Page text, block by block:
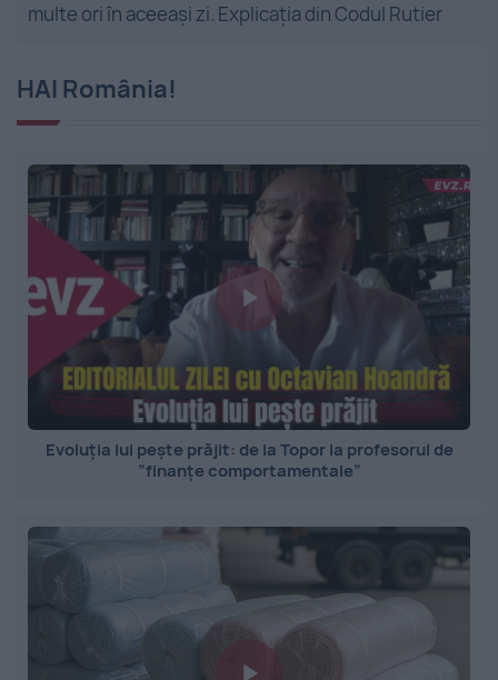
multe ori în aceeași zi. Explicația din Codul Rutier
HAI România!
Evoluția lui pește prăjit: de la Topor la profesorul de
”finanțe comportamentale”